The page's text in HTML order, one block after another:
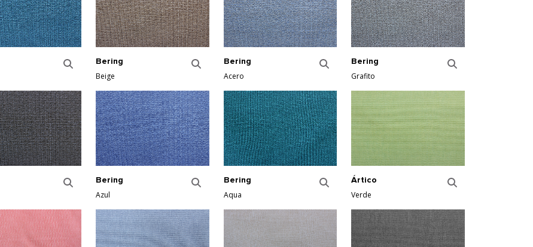
Bering
Beige
Bering
Acero
Bering
Grafito
Bering
Azul
Bering
Aqua
Ártico
Verde